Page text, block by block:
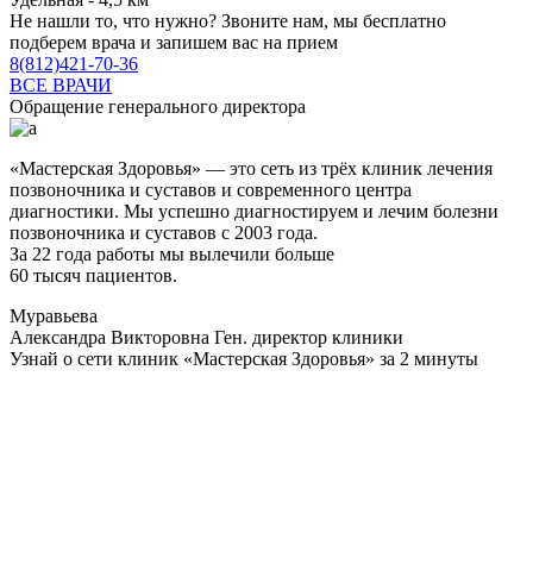
Не нашли то, что нужно? Звоните нам, мы бесплатно
подберем врача и запишем вас на прием
8(812)421-70-36
ВСЕ ВРАЧИ
Обращение генерального директора
«Мастерская Здоровья» — это сеть из трёх клиник лечения
позвоночника и суставов и современного центра
диагностики. Мы успешно диагностируем и лечим болезни
позвоночника и суставов с 2003 года.
За 22 года работы мы вылечили больше
60 тысяч пациентов.
Муравьева
Александра Викторовна Ген. директор клиники
Узнай о сети клиник «Мастерская Здоровья» за 2 минуты